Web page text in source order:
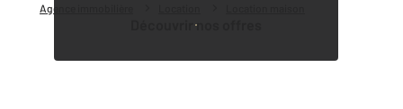
Agence immobilière
Découvrir nos offres